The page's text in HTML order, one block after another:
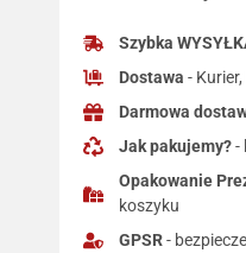
Szybka
Dostawa -
Darmowa
Jak pakujemy?-
Opakowanie
koszyku
GPSR-